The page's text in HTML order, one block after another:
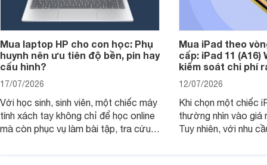
Mua laptop HP cho con học: Phụ
huynh nên ưu tiên độ bền, pin hay
cấu hình?
17/07/2026
Với học sinh, sinh viên, một chiếc máy
tính xách tay không chỉ để học online
mà còn phục vụ làm bài tập, tra cứu,
Mua iPad theo
cấp: iPad 11 (A16)
kiểm soát chi phí
12/07/2026
Khi chọn một chiếc
thường nhìn vào
Tuy nhiên, với nhu